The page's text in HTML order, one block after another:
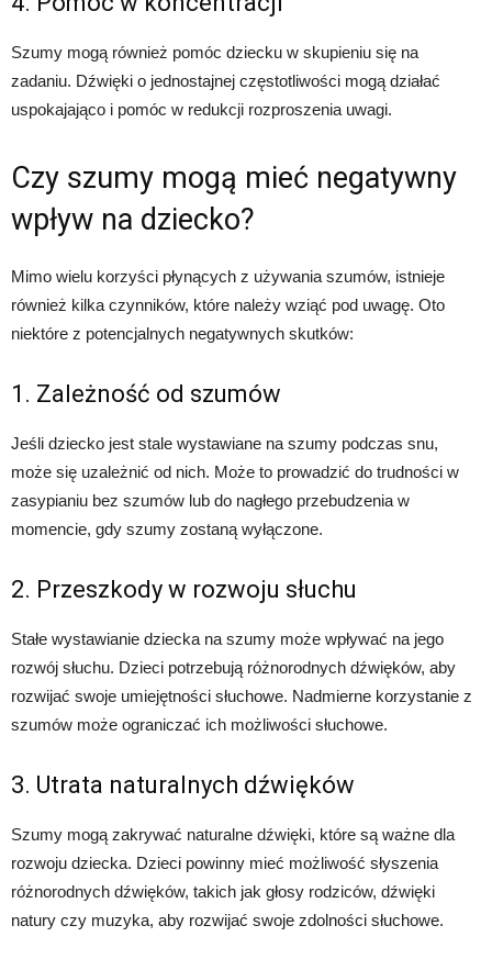
Szumy mogą również pomóc dziecku w skupieniu się na
zadaniu. Dźwięki o jednostajnej częstotliwości mogą działać
uspokajająco i pomóc w redukcji rozproszenia uwagi.
Czy szumy mogą mieć negatywny
wpływ na dziecko?
Mimo wielu korzyści płynących z używania szumów, istnieje
również kilka czynników, które należy wziąć pod uwagę. Oto
niektóre z potencjalnych negatywnych skutków:
1. Zależność od szumów
Jeśli dziecko jest stale wystawiane na szumy podczas snu,
może się uzależnić od nich. Może to prowadzić do trudności w
zasypianiu bez szumów lub do nagłego przebudzenia w
momencie, gdy szumy zostaną wyłączone.
2. Przeszkody w rozwoju słuchu
Stałe wystawianie dziecka na szumy może wpływać na jego
rozwój słuchu. Dzieci potrzebują różnorodnych dźwięków, aby
rozwijać swoje umiejętności słuchowe. Nadmierne korzystanie z
szumów może ograniczać ich możliwości słuchowe.
3. Utrata naturalnych dźwięków
Szumy mogą zakrywać naturalne dźwięki, które są ważne dla
rozwoju dziecka. Dzieci powinny mieć możliwość słyszenia
różnorodnych dźwięków, takich jak głosy rodziców, dźwięki
natury czy muzyka, aby rozwijać swoje zdolności słuchowe.